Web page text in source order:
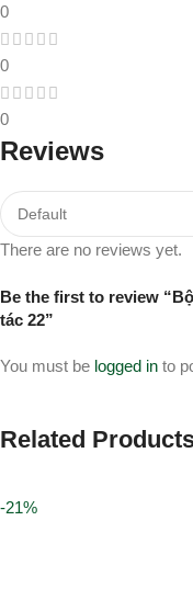
0
0
0
Reviews
There are no reviews yet.
Be the first to review
tác 22”
You must be logged in to
Related
-21%